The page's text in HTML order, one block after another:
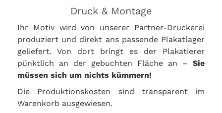
Druck & Montage
Ihr Motiv wird von unserer Partner-Druckerei
produziert und direkt ans passende Plakatlager
geliefert. Von dort bringt es der Plakatierer
pünktlich an der gebuchten Fläche an – Sie
müssen sich um nichts kümmern!
Die Produktionskosten sind transparent im
Warenkorb ausgewiesen.